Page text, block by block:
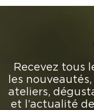
Recevez tous
les
ateliers,
et l’actualité